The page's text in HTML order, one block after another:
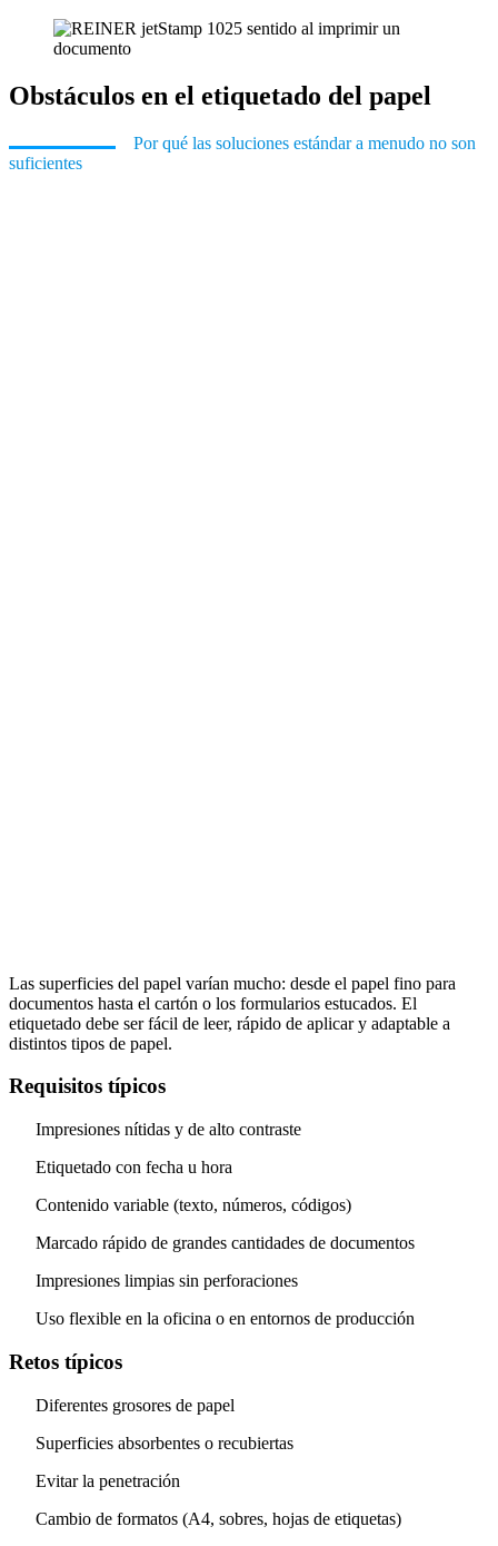
Obstáculos en el etiquetado del papel
Por qué las soluciones estándar a menudo no son
suficientes
Las superficies del papel varían mucho: desde el papel fino para
documentos hasta el cartón o los formularios estucados. El
etiquetado debe ser fácil de leer, rápido de aplicar y adaptable a
distintos tipos de papel.
Requisitos típicos
Impresiones nítidas y de alto contraste
Etiquetado con fecha u hora
Contenido variable (texto, números, códigos)
Marcado rápido de grandes cantidades de documentos
Impresiones limpias sin perforaciones
Uso flexible en la oficina o en entornos de producción
Retos típicos
Diferentes grosores de papel
Superficies absorbentes o recubiertas
Evitar la penetración
Cambio de formatos (A4, sobres, hojas de etiquetas)